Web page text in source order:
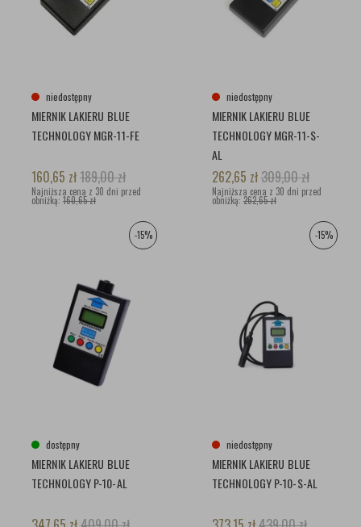
niedostępny
MIERNIK LAKIERU BLUE
TECHNOLOGY MGR-11-FE
160,65 zł189,00zł
Najniższa cena z 30 dni przed
obniżką: 160,65 zł
niedostępny
MIERNIK LAKIERU BLUE
TECHNOLOGY MGR-11-S-
AL
262,65 zł309,00zł
Najniższa cena z 30 dni przed
obniżką: 262,65 zł
-15%
dostępny
MIERNIK LAKIERU BLUE
TECHNOLOGY P-10-AL
-15%
niedostępny
MIERNIK LAKIERU BLUE
TECHNOLOGY P-10-S-AL